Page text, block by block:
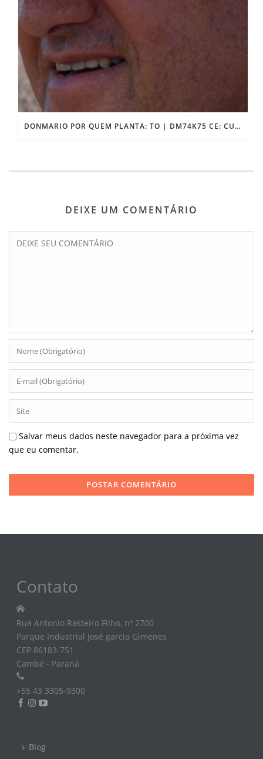
DONMARIO POR QUEM PLANTA: TO | DM74K75 CE: CULTIVAR DE ALTA PERFORMANCE PARA O CERRADO
DEIXE UM COMENTÁRIO
Salvar meus dados neste navegador para a próxima vez
que eu comentar.
Contato
Rua Antonio Rasteiro Filho, nº 2700
Parque Industrial José garcia Gimenes
CEP 86183-751
Cambé - Paraná
+55 43 3305-9300
Blog